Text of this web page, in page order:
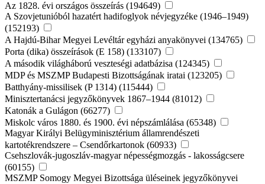
Az 1828. évi országos összeírás (194649)
A Szovjetunióból hazatért hadifoglyok névjegyzéke (1946–1949)
(152193)
A Hajdú-Bihar Megyei Levéltár egyházi anyakönyvei (134765)
Porta (dika) összeírások (E 158) (133107)
A második világháború veszteségi adatbázisa (124345)
MDP és MSZMP Budapesti Bizottságának iratai (123205)
Batthyány-missilisek (P 1314) (115444)
Minisztertanácsi jegyzőkönyvek 1867–1944 (81012)
Katonák a Gulágon (66277)
Miskolc város 1880. és 1900. évi népszámlálása (65348)
Magyar Királyi Belügyminisztérium államrendészeti
kartotékrendszere – Csendőrkartonok (60933)
Csehszlovák-jugoszláv-magyar népességmozgás - lakosságcsere
(60155)
MSZMP Somogy Megyei Bizottsága üléseinek jegyzőkönyvei